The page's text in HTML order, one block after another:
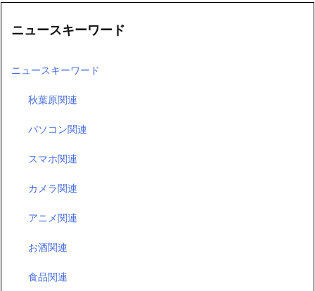
ニュースキーワード
ニュースキーワード
秋葉原関連
パソコン関連
スマホ関連
カメラ関連
アニメ関連
お酒関連
食品関連